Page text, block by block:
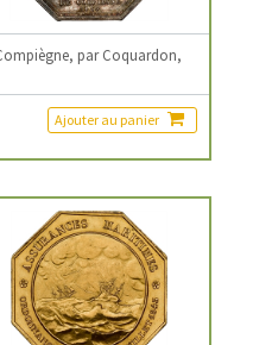
par Coquardon,
Ajouter au panier